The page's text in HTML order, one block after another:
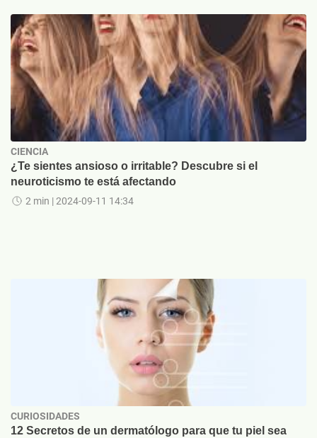
CIENCIA
¿Te sientes ansioso o irritable? Descubre si el
neuroticismo te está afectando
2 min | 2024-09-11 14:34
CURIOSIDADES
12 Secretos de un dermatólogo para que tu piel sea